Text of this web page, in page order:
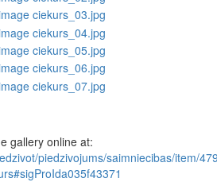
gallery online at:
piedzivojums/saimniecibas/item/